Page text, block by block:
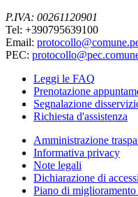
P.IVA: 00261120901
Tel: +390795639100
Email:
PEC:
Leggi le FAQ
Prenotazione
Segnalazione
Richiesta d'assistenza
Amministrazione
Informativa privacy
Note legali
Dichiarazione di
Piano di